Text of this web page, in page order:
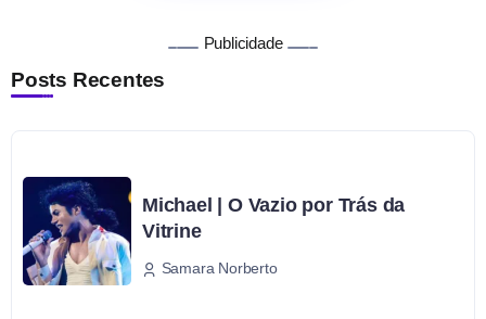
Publicidade
Posts Recentes
Michael | O Vazio por Trás da
Vitrine
Samara Norberto